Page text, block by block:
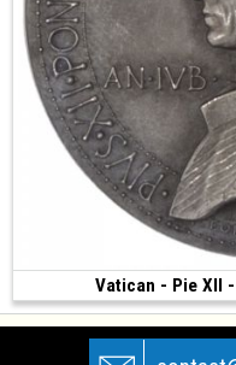
Vatican - Pie XII
(1950 • Vatican)